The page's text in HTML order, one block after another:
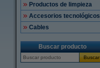
Productos de limpieza
Accesorios tecnológicos
Cables
Buscar producto
Buscar